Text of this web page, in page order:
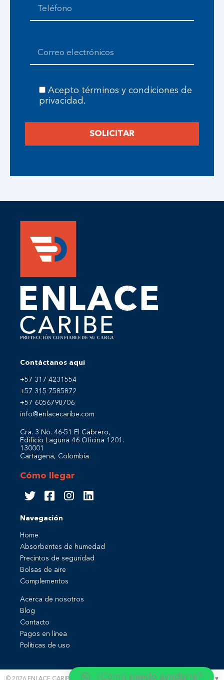
Acepto términos y condiciones de
privacidad.
Contáctanos aquí
+57 317 4231554
+57 315 7585872
+57 6056798706
info@enlacecaribe.com
Cra. 3 No. 46-51 El Cabrero,
Edificio Laguna 46 Oficina 1201.
130001
Cartagena, Colombia
Cómo llegar
Navegación
Home
Absorbentes de humedad
Precintos de seguridad
Bolsas de aire
Complementos
Acerca de nosotros
Blog
Contacto
Pagos en línea
Políticas de uso
¿Cómo puedo ayudarte?